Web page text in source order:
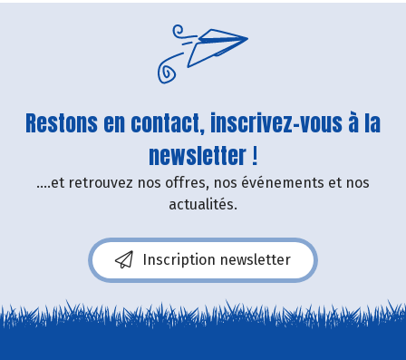
Restons en contact, inscrivez-vous à la
newsletter !
....et retrouvez nos offres, nos événements et nos
actualités.
Inscription newsletter